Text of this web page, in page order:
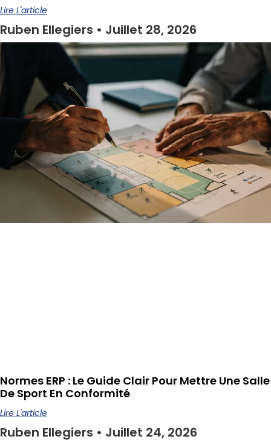
Lire L'article
Ruben Ellegiers Juillet 28, 2026
Normes ERP : Le Guide Clair Pour Mettre Une Salle
De Sport En Conformité
Lire L'article
Ruben Ellegiers Juillet 24, 2026